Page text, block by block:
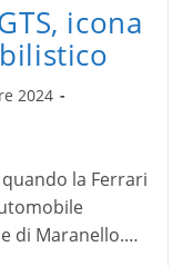
icona
2024
la Ferrari
di Maranello.…